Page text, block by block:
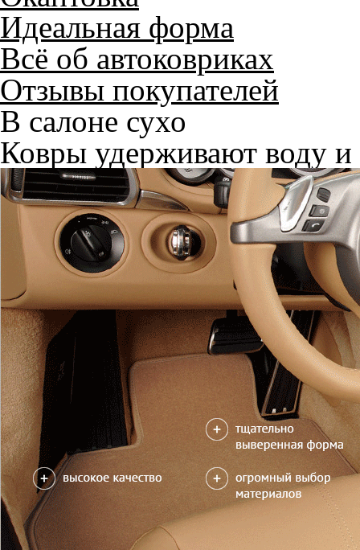
Идеальная форма
Всё об автоковриках
Отзывы покупателей
В салоне сухо
Ковры удерживают воду и